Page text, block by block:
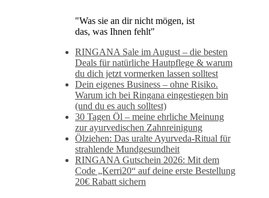
"Was sie an dir nicht mögen, ist
das, was Ihnen fehlt"
RINGANA Sale im August – die besten
Deals für natürliche Hautpflege & warum
du dich jetzt vormerken lassen solltest
Dein eigenes Business – ohne Risiko.
Warum ich bei Ringana eingestiegen bin
(und du es auch solltest)
30 Tagen Öl – meine ehrliche Meinung
zur ayurvedischen Zahnreinigung
Ölziehen: Das uralte Ayurveda-Ritual für
strahlende Mundgesundheit
RINGANA Gutschein 2026: Mit dem
Code „Kerri20“ auf deine erste Bestellung
20€ Rabatt sichern